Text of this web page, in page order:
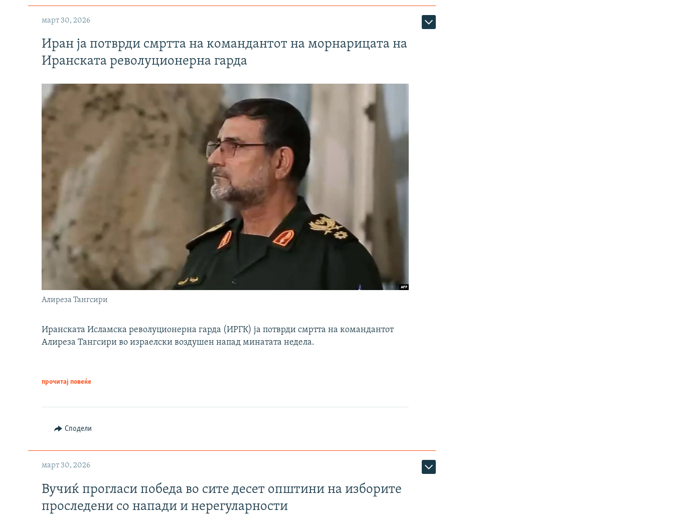
март 30, 2026
Иран ја потврди смртта на командантот на морнарицата на
Иранската револуционерна гарда
Алиреза Тангсири
Иранската Исламска револуционерна гарда (ИРГК) ја потврди смртта на командантот
Алиреза Тангсири во израелски воздушен напад минатата недела.
прочитај повеќе
Сподели
март 30, 2026
Вучиќ прогласи победа во сите десет општини на изборите
проследени со напади и нерегуларности